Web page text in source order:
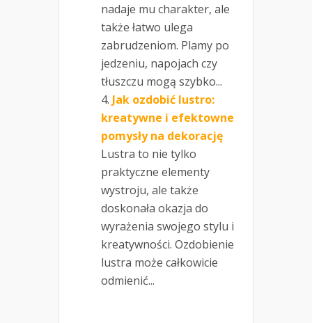
nadaje mu charakter, ale
także łatwo ulega
zabrudzeniom. Plamy po
jedzeniu, napojach czy
tłuszczu mogą szybko...
Jak ozdobić lustro:
kreatywne i efektowne
pomysły na dekorację
Lustra to nie tylko
praktyczne elementy
wystroju, ale także
doskonała okazja do
wyrażenia swojego stylu i
kreatywności. Ozdobienie
lustra może całkowicie
odmienić...